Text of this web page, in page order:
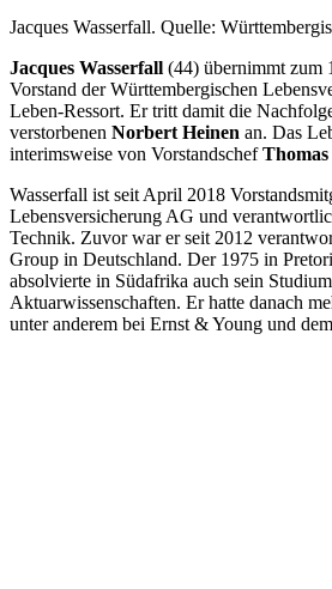
Jacques Wasserfall. Quelle:
Jacques Wasserfall (44) übernimmt zum
Vorstand der Württembergischen
Leben-Ressort. Er tritt damit die
verstorbenen Norbert Heinen an. Das
interimsweise von Vorstandschef
Wasserfall ist seit April 2018
Lebensversicherung AG und
Technik. Zuvor war er seit 2012
Group in Deutschland. Der 1975 in
absolvierte in Südafrika auch sein
Aktuarwissenschaften. Er hatte danach
unter anderem bei Ernst & Young und